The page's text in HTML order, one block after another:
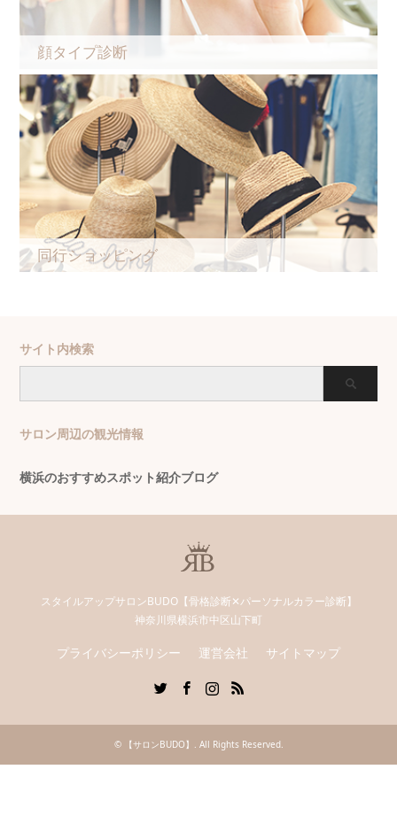
顔タイプ診断
同行ショッピング
サイト内検索
サロン周辺の観光情報
横浜のおすすめスポット紹介ブログ
スタイルアップサロンBUDO【骨格診断✕パーソナルカラー診断】
神奈川県横浜市中区山下町
プライバシーポリシー 運営会社
サイトマップ
RSS
© 【サロンBUDO】 . All Rights Reserved.